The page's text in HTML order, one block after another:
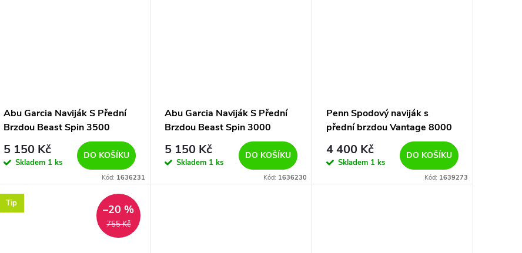
Abu Garcia Naviják S Přední
Brzdou Beast Spin 3500
5 150 Kč
Skladem 1 ks
DO KOŠÍKU
Kód: 1636231
Abu Garcia Naviják S Přední
Brzdou Beast Spin 3000
5 150 Kč
Skladem 1 ks
DO KOŠÍKU
Kód: 1636230
Penn Spodový naviják s
přední brzdou Vantage 8000
4 400 Kč
Skladem 1 ks
DO KOŠÍKU
Kód: 1639273
Tip
755 Kč
–20 %